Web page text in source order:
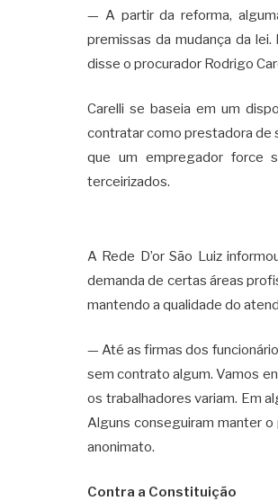
— A partir da reforma,
premissas da mudança da
disse o procurador Rodrigo
Carelli se baseia em um
contratar como prestadora de
que um empregador force
terceirizados.
A Rede D’or São Luiz
demanda de certas áreas
mantendo a qualidade do
— Até as firmas dos
sem contrato algum. Vamos
os trabalhadores variam. Em
Alguns conseguiram manter
anonimato.
Contra a Constituição